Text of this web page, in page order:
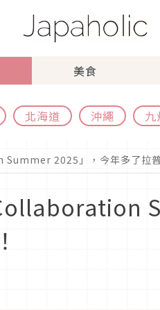
美食
北海道 沖繩 九
2025」，今年多了拉普